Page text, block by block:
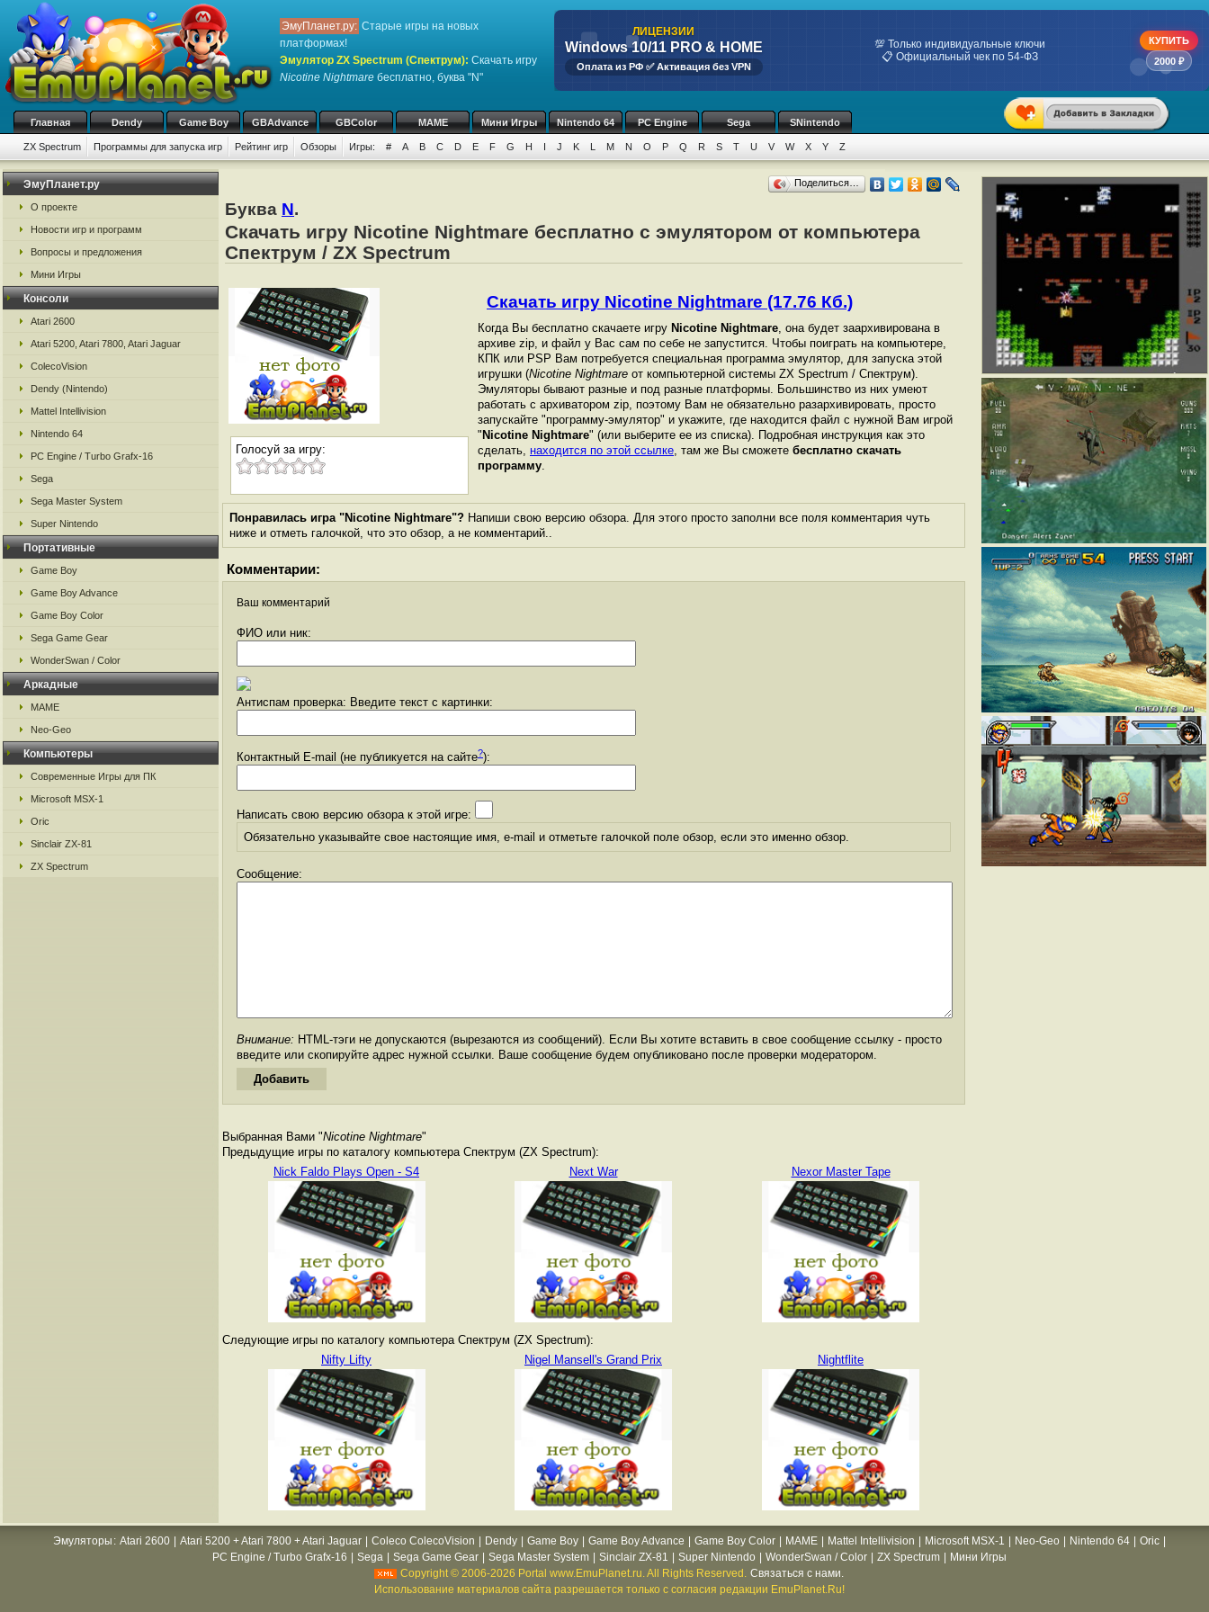
ЭмуПланет.ру: Старые игры на новых
платформах!
Эмулятор ZX Spectrum (Спектрум): Скачать игру
Nicotine Nightmare бесплатно, буква "N"
ЛИЦЕНЗИИ
Windows 10/11 PRO & HOME
Оплата из РФ ✅ Активация без VPN
💯 Только индивидуальные ключи
📋 Официальный чек по 54-ФЗ
КУПИТЬ
2000 ₽
Главная Dendy Game Boy GBAdvance GBColor MAME Мини Игры Nintendo 64 PC Engine Sega SNintendo
ZX Spectrum Программы для запуска игр Рейтинг игр Обзоры Игры: # A B C D E F G H I J K L M N O P Q R S T U V W X Y Z
ЭмуПланет.ру
О проекте
Новости игр и программ
Вопросы и предложения
Мини Игры
Консоли
Atari 2600
Atari 5200, Atari 7800, Atari Jaguar
ColecoVision
Dendy (Nintendo)
Mattel Intellivision
Nintendo 64
PC Engine / Turbo Grafx-16
Sega
Sega Master System
Super Nintendo
Портативные
Game Boy
Game Boy Advance
Game Boy Color
Sega Game Gear
WonderSwan / Color
Аркадные
MAME
Neo-Geo
Компьютеры
Современные Игры для ПК
Microsoft MSX-1
Oric
Sinclair ZX-81
ZX Spectrum
Поделиться…
Буква N.
Скачать игру Nicotine Nightmare бесплатно с эмулятором от компьютера
Спектрум / ZX Spectrum
Голосуй за игру:
Скачать игру Nicotine Nightmare (17.76 Кб.)
Когда Вы бесплатно скачаете игру Nicotine Nightmare, она будет заархивирована в
архиве zip, и файл у Вас сам по себе не запустится. Чтобы поиграть на компьютере,
КПК или PSP Вам потребуется специальная программа эмулятор, для запуска этой
игрушки (Nicotine Nightmare от компьютерной системы ZX Spectrum / Спектрум).
Эмуляторы бывают разные и под разные платформы. Большинство из них умеют
работать с архиватором zip, поэтому Вам не обязательно разархивировать, просто
запускайте "программу-эмулятор" и укажите, где находится файл с нужной Вам игрой
" Nicotine Nightmare" (или выберите ее из списка). Подробная инструкция как это
сделать, находится по этой ссылке, там же Вы сможете бесплатно скачать
программу.
Понравилась игра "Nicotine Nightmare"? Напиши свою версию обзора. Для этого просто заполни все поля комментария чуть
ниже и отметь галочкой, что это обзор, а не комментарий..
Комментарии:
Ваш комментарий
ФИО или ник:
Антиспам проверка: Введите текст с картинки:
Контактный E-mail (не публикуется на сайте?):
Написать свою версию обзора к этой игре:
Обязательно указывайте свое настоящие имя, e-mail и отметьте галочкой поле обзор, если это именно обзор.
Сообщение:
Внимание: HTML-тэги не допускаются (вырезаются из сообщений). Если Вы хотите вставить в свое сообщение ссылку - просто
введите или скопируйте адрес нужной ссылки. Ваше сообщение будем опубликовано после проверки модератором.
Выбранная Вами "Nicotine Nightmare"
Предыдущие игры по каталогу компьютера Спектрум (ZX Spectrum):
Nick Faldo Plays Open - S4
Next War Nexor Master Tape
Следующие игры по каталогу компьютера Спектрум (ZX Spectrum):
Nifty Lifty
Nigel Mansell's Grand Prix Nightflite
Эмуляторы : Atari 2600 Atari 5200 + Atari 7800 + Atari Jaguar Coleco ColecoVision Dendy Game Boy Game Boy Advance Game Boy Color MAME Mattel Intellivision Microsoft MSX-1 Neo-Geo Nintendo 64 Oric
PC Engine / Turbo Grafx-16
Sega Sega Game Gear Sega Master System Sinclair ZX-81 Super Nintendo WonderSwan / Color ZX Spectrum
Мини Игры
Copyright © 2006-2026 Portal www.EmuPlanet.ru. All Rights Reserved. Связаться с нами.
Использование материалов сайта разрешается только с согласия редакции EmuPlanet.Ru!